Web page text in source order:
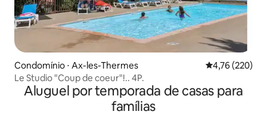
Condomínio ⋅ Ax-les-Thermes 4,76 de uma
4,76 (220)
Le Studio "Coup de coeur"!.. 4P.
Aluguel por temporada de casas para
famílias